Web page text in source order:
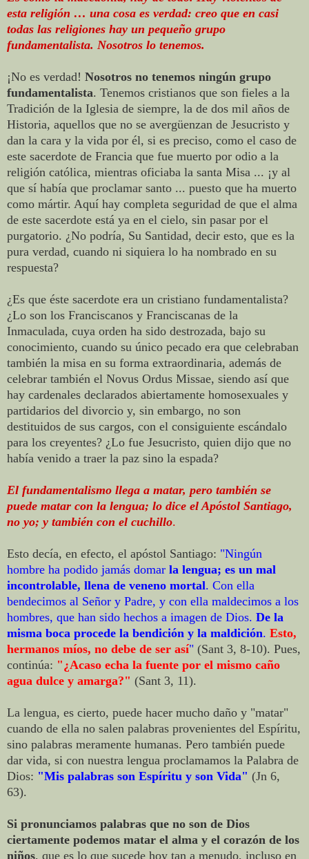
esta religión … una cosa es verdad: creo que en casi
todas las religiones hay un pequeño grupo
fundamentalista. Nosotros lo tenemos.
¡No es verdad! Nosotros no tenemos ningún grupo
fundamentalista. Tenemos cristianos que son fieles a la
Tradición de la Iglesia de siempre, la de dos mil años de
Historia, aquellos que no se avergüenzan de Jesucristo y
dan la cara y la vida por él, si es preciso, como el caso de
este sacerdote de Francia que fue muerto por odio a la
religión católica, mientras oficiaba la santa Misa ... ¡y al
que sí había que proclamar santo ... puesto que ha muerto
como mártir. Aquí hay completa seguridad de que el alma
de este sacerdote está ya en el cielo, sin pasar por el
purgatorio. ¿No podría, Su Santidad, decir esto, que es la
pura verdad, cuando ni siquiera lo ha nombrado en su
respuesta?
¿Es que éste sacerdote era un cristiano fundamentalista?
¿Lo son los Franciscanos y Franciscanas de la
Inmaculada, cuya orden ha sido destrozada, bajo su
conocimiento, cuando su único pecado era que celebraban
también la misa en su forma extraordinaria, además de
celebrar también el Novus Ordus Missae, siendo así que
hay cardenales declarados abiertamente homosexuales y
partidarios del divorcio y, sin embargo, no son
destituidos de sus cargos, con el consiguiente escándalo
para los creyentes? ¿Lo fue Jesucristo, quien dijo que no
había venido a traer la paz sino la espada?
El fundamentalismo llega a matar, pero también se
puede matar con la lengua; lo dice el Apóstol Santiago,
no yo; y también con el cuchillo.
Esto decía, en efecto, el apóstol Santiago: "Ningún
hombre ha podido jamás domar la lengua; es un mal
incontrolable, llena de veneno mortal. Con ella
bendecimos al Señor y Padre, y con ella maldecimos a los
hombres, que han sido hechos a imagen de Dios. De la
misma boca procede la bendición y la maldición. Esto,
hermanos míos, no debe de ser así" (Sant 3, 8-10). Pues,
continúa: "¿Acaso echa la fuente por el mismo caño
agua dulce y amarga?" (Sant 3, 11).
La lengua, es cierto, puede hacer mucho daño y "matar"
cuando de ella no salen palabras provenientes del Espíritu,
sino palabras meramente humanas. Pero también puede
dar vida, si con nuestra lengua proclamamos la Palabra de
Dios: "Mis palabras son Espíritu y son Vida" (Jn 6,
63).
Si pronunciamos palabras que no son de Dios
ciertamente podemos matar el alma y el corazón de los
niños, que es lo que sucede hoy tan a menudo, incluso en